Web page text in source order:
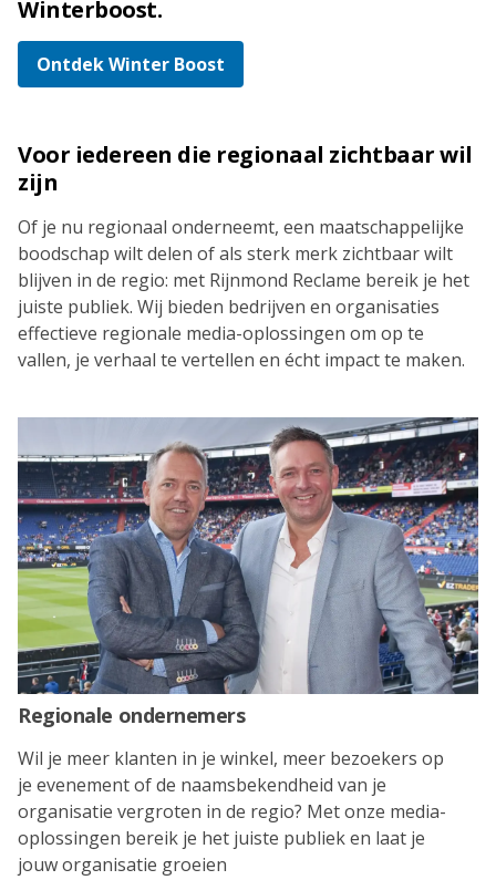
Winterboost.
Ontdek Winter Boost
Voor iedereen die regionaal zichtbaar wil
zijn
Of je nu regionaal onderneemt, een maatschappelijke
boodschap wilt delen of als sterk merk zichtbaar wilt
blijven in de regio: met Rijnmond Reclame bereik je het
juiste publiek. Wij bieden bedrijven en organisaties
effectieve regionale media-oplossingen om op te
vallen, je verhaal te vertellen en écht impact te maken.
Regionale ondernemers
Wil je meer klanten in je winkel, meer bezoekers op
je evenement of de naamsbekendheid van je
organisatie vergroten in de regio? Met onze media-
oplossingen bereik je het juiste publiek en laat je
jouw organisatie groeien